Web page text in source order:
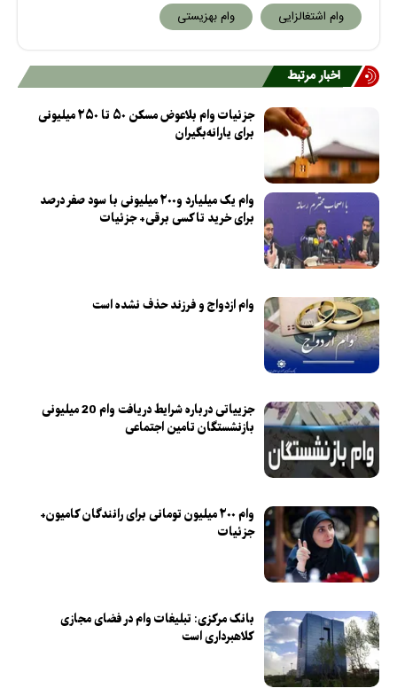
وام اشتغالزایی وام بهزیستی
اخبار مرتبط
جزئیات وام بلاعوض مسکن ۵۰ تا ۲۵۰ میلیونی
برای یارانه‌بگیران
وام یک میلیارد و۲۰۰ میلیونی با سود صفر درصد
برای خرید تاکسی برقی+ جزئیات
وام ازدواج و فرزند حذف نشده است
جزییاتی درباره شرایط دریافت وام 20 میلیونی
بازنشستگان تامین اجتماعی
وام ۲۰۰ میلیون تومانی برای رانندگان کامیون+
جزئیات
بانک مرکزی: تبلیغات وام در فضای مجازی
کلاهبرداری است